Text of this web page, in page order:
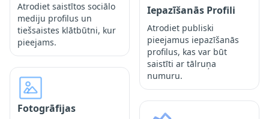
Atrodiet saistītos sociālo
mediju profilus un
tiešsaistes klātbūtni, kur
pieejams.
Fotogrāfijas
Iepazīšanās Profili
Atrodiet publiski
pieejamus iepazīšanās
profilus, kas var būt
saistīti ar tālruņa
numuru.